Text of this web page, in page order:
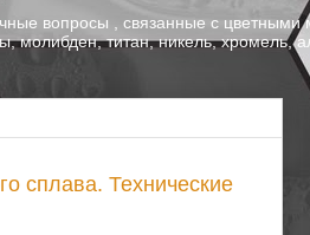
вопросы , связанные с
титан, никель, хромель,
сплава. Технические